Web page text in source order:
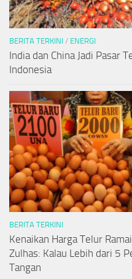
BERITA TERKINI / ENERGI
India dan China Jadi Pasar
Indonesia
BERITA TERKINI
Kenaikan Harga Telur
Zulhas: Kalau Lebih dari 5
Tangan